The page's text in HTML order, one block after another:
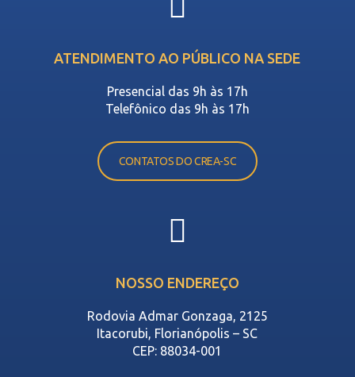
ATENDIMENTO AO PÚBLICO NA SEDE
Presencial das 9h às 17h
Telefônico das 9h às 17h
CONTATOS DO CREA-SC
NOSSO ENDEREÇO
Rodovia Admar Gonzaga, 2125
Itacorubi, Florianópolis – SC
CEP: 88034-001